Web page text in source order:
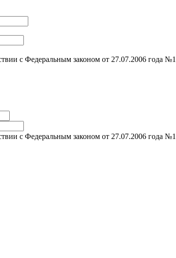
с Федеральным законом от 27.07.2006 года
с Федеральным законом от 27.07.2006 года